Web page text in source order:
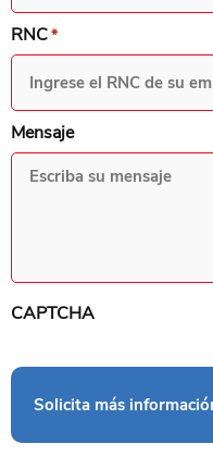
RNC*
Mensaje
CAPTCHA